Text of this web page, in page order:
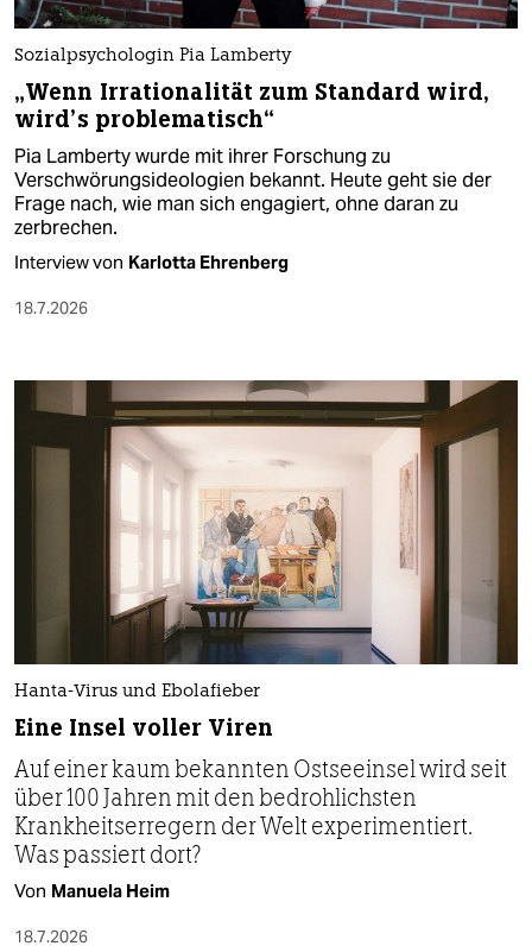
Sozialpsychologin Pia Lamberty
„Wenn Irrationalität zum Standard wird,
wird’s problematisch“
Pia Lamberty wurde mit ihrer Forschung zu
Verschwörungsideologien bekannt. Heute geht sie der
Frage nach, wie man sich engagiert, ohne daran zu
zerbrechen.
Interview von Karlotta Ehrenberg
18.7.2026
Hanta-Virus und Ebolafieber
Eine Insel voller Viren
Auf einer kaum bekannten Ostseeinsel wird seit
über 100 Jahren mit den bedrohlichsten
Krankheitserregern der Welt experimentiert.
Was passiert dort?
Von Manuela Heim
18.7.2026